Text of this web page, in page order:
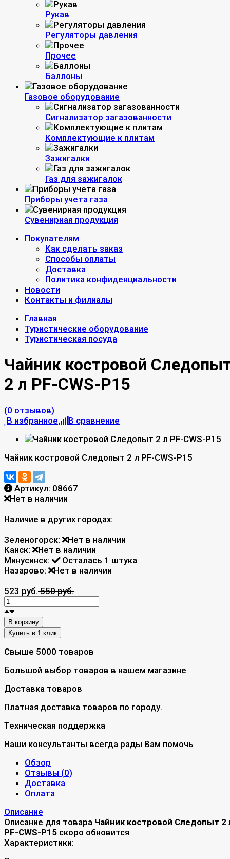
Рукав
Регуляторы давления
Прочее
Баллоны
Газовое оборудование
Сигнализатор загазованности
Комплектующие к плитам
Зажигалки
Газ для зажигалок
Приборы учета газа
Сувенирная продукция
Покупателям
Как сделать заказ
Способы оплаты
Доставка
Политика конфиденциальности
Новости
Контакты и филиалы
Главная
Туристические оборудование
Туристическая посуда
Чайник костровой
2 л PF-CWS-P15
(0 отзывов)
В избранное
В сравнение
Чайник костровой Следопыт 2 л PF-CWS-P15
Артикул: 08667
Нет в наличии
Наличие в других городах:
Зеленогорск:
Нет в наличии
Канск:
Нет в наличии
Минусинск:
Осталась 1 штука
Назарово:
Нет в наличии
523 руб.550 руб.
В корзину
Свыше 5000 товаров
Большой выбор товаров в нашем магазине
Доставка товаров
Платная доставка товаров по городу.
Техническая поддержка
Наши консультанты всегда рады Вам помочь
Обзор
Отзывы (0)
Доставка
Оплата
Описание
Описание для товара Чайник костровой Следопыт 2
PF-CWS-P15 скоро обновится
Характеристики: